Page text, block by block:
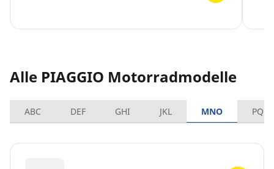
Alle PIAGGIO Motorradmodelle
ABC DEF GHI JKL MNO PQRS